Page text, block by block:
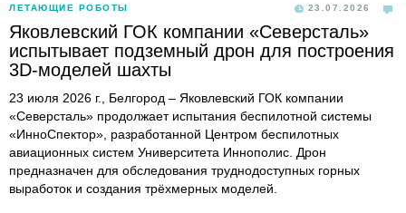
ЛЕТАЮЩИЕ РОБОТЫ 23.07.2026
Яковлевский ГОК компании «Северсталь»
испытывает подземный дрон для построения
3D-моделей шахты
23 июля 2026 г., Белгород – Яковлевский ГОК компании
«Северсталь» продолжает испытания беспилотной системы
«ИнноСпектор», разработанной Центром беспилотных
авиационных систем Университета Иннополис. Дрон
предназначен для обследования труднодоступных горных
выработок и создания трёхмерных моделей.